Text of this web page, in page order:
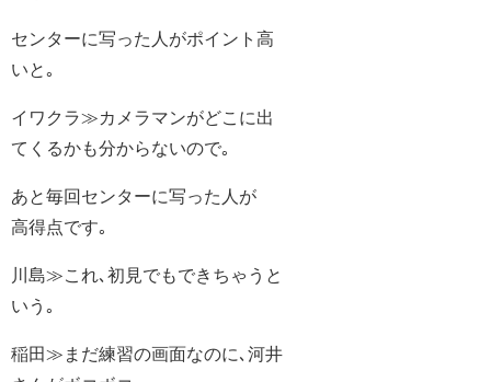
センターに写った人がポイント高
いと｡
イワクラ≫カメラマンがどこに出
てくるかも分からないので｡
あと毎回センターに写った人が
高得点です｡
川島≫これ､初見でもできちゃうと
いう｡
稲田≫まだ練習の画面なのに､河井